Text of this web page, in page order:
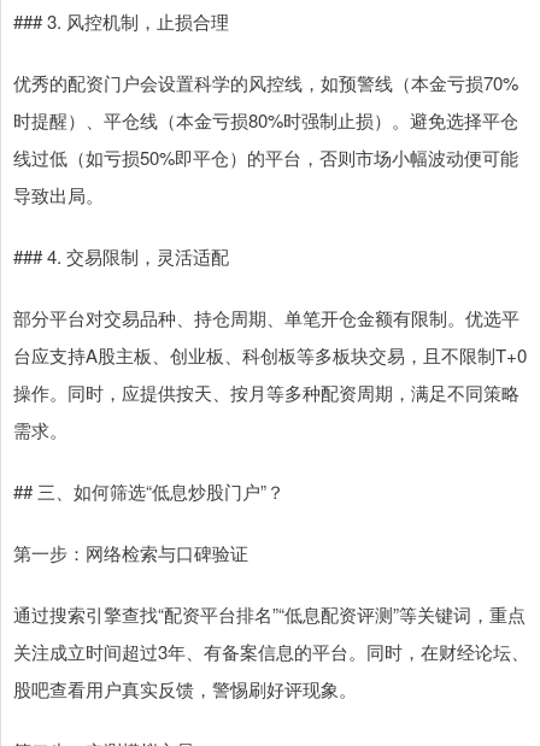
### 3. 风控机制，止损合理
优秀的配资门户会设置科学的风控线，如预警线（本金亏损70%
时提醒）、平仓线（本金亏损80%时强制止损）。避免选择平仓
线过低（如亏损50%即平仓）的平台，否则市场小幅波动便可能
导致出局。
### 4. 交易限制，灵活适配
部分平台对交易品种、持仓周期、单笔开仓金额有限制。优选平
台应支持A股主板、创业板、科创板等多板块交易，且不限制T+0
操作。同时，应提供按天、按月等多种配资周期，满足不同策略
需求。
## 三、如何筛选“低息炒股门户”？
第一步：网络检索与口碑验证
通过搜索引擎查找“配资平台排名”“低息配资评测”等关键词，重点
关注成立时间超过3年、有备案信息的平台。同时，在财经论坛、
股吧查看用户真实反馈，警惕刷好评现象。